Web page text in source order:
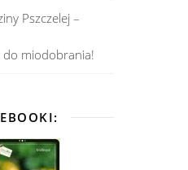
Pszczelej –
miodobrania!